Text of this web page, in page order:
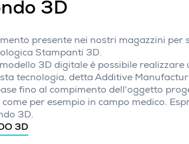
3D
presente nei nostri magazzini
Stampanti 3D.
3D digitale è possibile
tecnologia, detta Additive
fino al compimento dell'oggetto
per esempio in campo medico.
3D.
3D